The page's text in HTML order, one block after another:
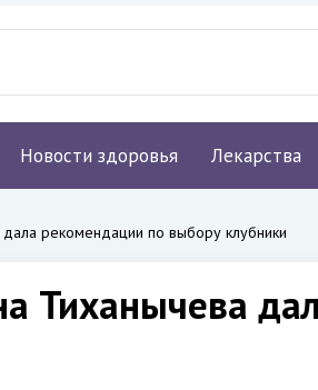
Новости здоровья Лекарства
рекомендации по выбору клубники
Тиханычева